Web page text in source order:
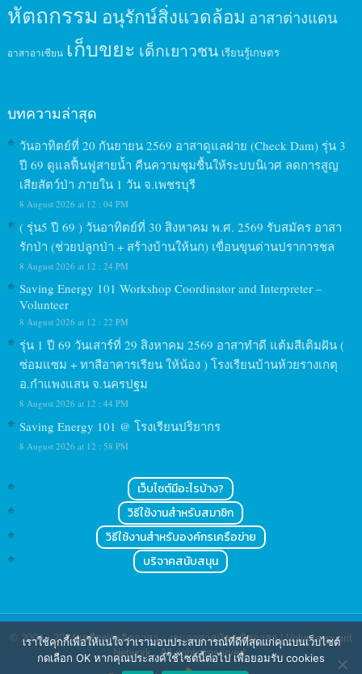
หัตถกรรม อนุรักษ์สิ่งแวดล้อม อาสาต่างแดน
อาสาอาเซียน เก็บขยะ เด็กเยาวชน เรียนรู้เกษตร
บทความล่าสุด
วันอาทิตย์ที่ 20 กันยายน 2569 อาสาดูแลฝาย (Check Dam) รุ่น 3
ปี 69 ดูแลฟื้นฟูสายน้ำ คืนความชุมชื้นให้ระบบนิเวศ ลดการสูญ
เสียสัตว์ป่า ภายใน 1 วัน จ.เพชรบุรี
8 August 2026 at 12 : 04 PM
( รุ่น5 ปี 69 ) วันอาทิตย์ที่ 30 สิงหาคม พ.ศ. 2569 รับสมัคร อาสา
รักป่า (ช่วยปลูกป่า + สร้างบ้านให้นก) เขื่อนขุนด่านปราการชล
8 August 2026 at 12 : 24 PM
Saving Energy 101 Workshop Coordinator and Interpreter –
Volunteer
8 August 2026 at 12 : 22 PM
รุ่น 1 ปี 69 วันเสาร์ที่ 29 สิงหาคม 2569 อาสาทำดี แต้มสีเติมฝัน (
ซ่อมแซม + ทาสีอาคารเรียน ให้น้อง ) โรงเรียนบ้านห้วยรางเกตุ
อ.กำแพงแสน จ.นครปฐม
8 August 2026 at 12 : 44 PM
Saving Energy 101 @ โรงเรียนปริยากร
8 August 2026 at 12 : 58 PM
เว็บไซต์มีอะไรบ้าง?
วิธีใช้งานสำหรับสมาชิก
วิธีใช้งานสำหรับองค์กรเครือข่าย
บริจาคสนับสนุน
© 2004 - 2024เครือข่ายจิตอาสา : งานอาสาสมัคร จิตอาสา | Volunteerspirit
Network. All rights reserved.
เราใช้คุกกี้เพื่อให้แน่ใจว่าเรามอบประสบการณ์ที่ดีที่สุดแก่คุณบนเว็บไซต์
กดเลือก OK หากคุณประสงค์ใช้ไซต์นี้ต่อไป เพื่อยอมรับ cookies